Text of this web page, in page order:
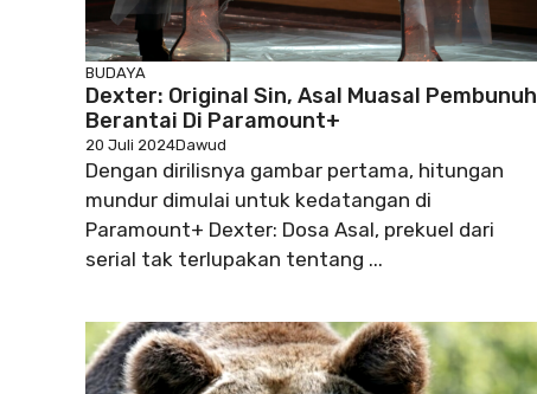
BUDAYA
Dexter: Original Sin, Asal Muasal Pembunuh
Berantai Di Paramount+
20 Juli 2024Dawud
Dengan dirilisnya gambar pertama, hitungan
mundur dimulai untuk kedatangan di
Paramount+ Dexter: Dosa Asal, prekuel dari
serial tak terlupakan tentang ...